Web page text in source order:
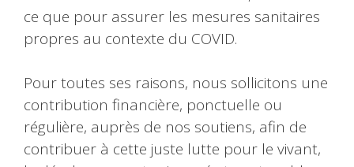
ce que pour assurer les mesures sanitaires
propres au contexte du COVID.
Pour toutes ses raisons, nous sollicitons une
contribution financière, ponctuelle ou
régulière, auprès de nos soutiens, afin de
contribuer à cette juste lutte pour le vivant,